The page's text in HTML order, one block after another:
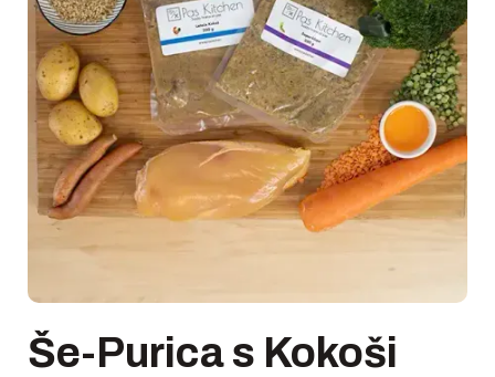
Še-Purica s Kokoši